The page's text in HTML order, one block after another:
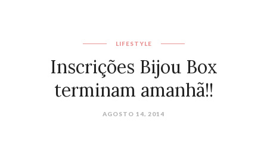
LIFESTYLE
Inscrições Bijou Box
terminam amanhã!!
AGOSTO 14, 2014